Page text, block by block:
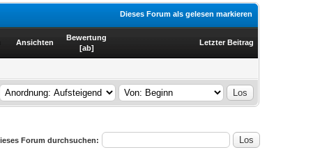
Dieses Forum als gelesen markieren
Ansichten
Bewertung
[ab]
Letzter Beitrag
Forum durchsuchen: